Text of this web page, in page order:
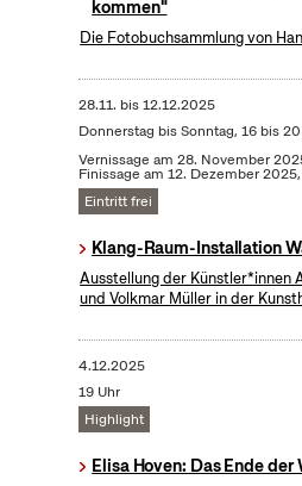
kommen"
Die Fotobuchsammlung von
28.11. bis12.12.2025
Donnerstag bis Sonntag, 16 bis
Vernissage am 28. November
Finissage am 12. Dezember
Eintritt frei
Klang-Raum-Installation
Ausstellung der Künstler*innen
und Volkmar Müller in der
4.12.2025
19 Uhr
Highlight
Elisa Hoven: Das Ende der